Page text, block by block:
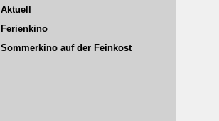
Aktuell
Ferienkino
Sommerkino auf der Feinkost